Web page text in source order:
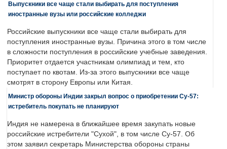
Выпускники все чаще стали выбирать для поступления
иностранные вузы или российские колледжи
Российские выпускники все чаще стали выбирать для
поступления иностранные вузы. Причина этого в том числе
в сложности поступления в российские учебные заведения.
Приоритет отдается участникам олимпиад и тем, кто
поступает по квотам. Из-за этого выпускники все чаще
смотрят в сторону Европы или Китая.
Министр обороны Индии закрыл вопрос о приобретении Су-57:
истребитель покупать не планируют
Индия не намерена в ближайшее время закупать новые
российские истребители "Сухой", в том числе Су-57. Об
этом заявил секретарь Министерства обороны страны